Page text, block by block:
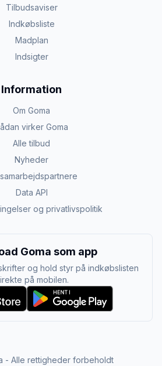
Tilbudsaviser
Indkøbsliste
Madplan
Indsigter
Information
Om Goma
virker Goma
Alle tilbud
Nyheder
Data API
og privatlivspolitik
Goma som app
og hold styr på indkøbslisten
på mobilen.
- Alle rettigheder forbeholdt